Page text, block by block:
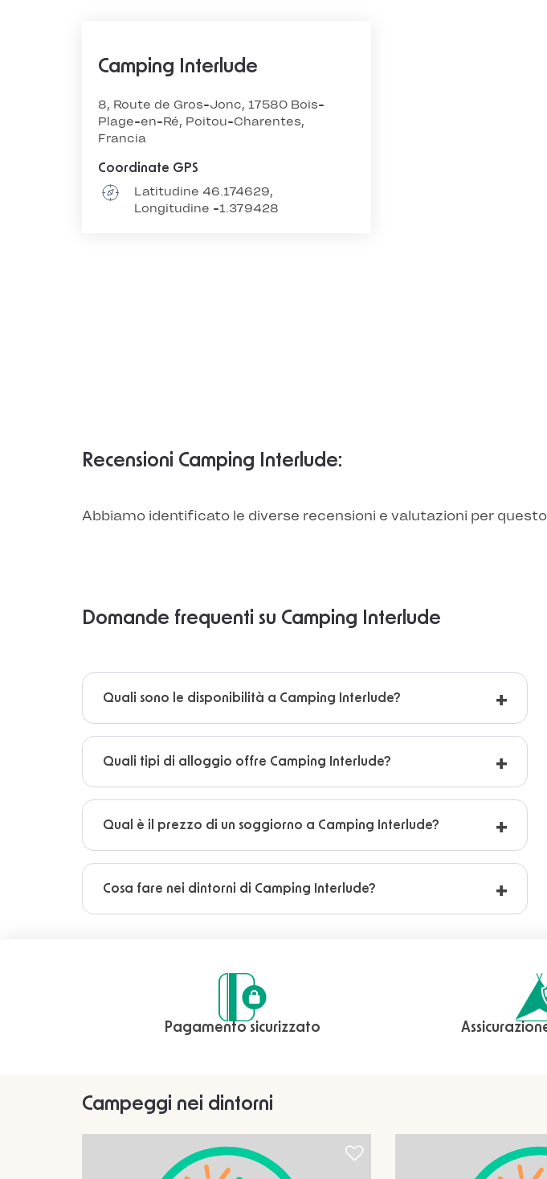
Camping Interlude
8, Route de Gros-Jonc, 17580 Bois-
Plage-en-Ré, Poitou-Charentes,
Francia
Coordinate GPS
Latitudine 46.174629,
Longitudine -1.379428
Recensioni Camping Interlude:
Abbiamo identificato le diverse recensioni e valutazioni per
Domande frequenti su Camping Interlude
Quali sono le disponibilità a Camping Interlude?
Quali tipi di alloggio offre Camping Interlude?
Qual è il prezzo di un soggiorno a Camping Interlude?
Cosa fare nei dintorni di Camping Interlude?
Pagamento sicurizzato
Campeggi nei dintorni